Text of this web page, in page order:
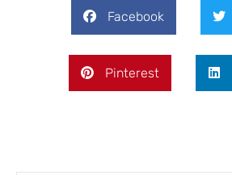
Facebook
Pinterest